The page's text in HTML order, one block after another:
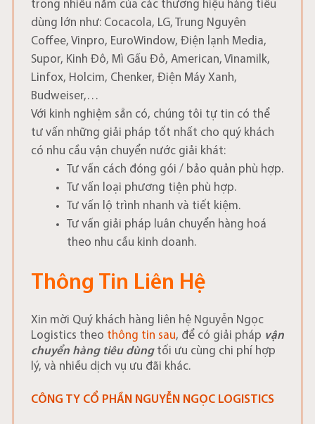
trong nhiều năm của các thương hiệu hàng tiêu
dùng lớn như: Cocacola, LG, Trung Nguyên
Coffee, Vinpro, EuroWindow, Điện lạnh Media,
Supor, Kinh Đô, Mì Gấu Đỏ, American, Vinamilk,
Linfox, Holcim, Chenker, Điện Máy Xanh,
Budweiser,…
Với kinh nghiệm sẵn có, chúng tôi tự tin có thể
tư vấn những giải pháp tốt nhất cho quý khách
có nhu cầu vận chuyển nước giải khát:
Tư vấn cách đóng gói / bảo quản phù hợp.
Tư vấn loại phương tiện phù hợp.
Tư vấn lộ trình nhanh và tiết kiệm.
Tư vấn giải pháp luân chuyển hàng hoá
theo nhu cầu kinh doanh.
Thông Tin Liên Hệ
Xin mời Quý khách hàng liên hệ Nguyễn Ngọc
Logistics theo thông tin sau, để có giải pháp vận
chuyển hàng tiêu dùngtối ưu cùng chi phí hợp
lý, và nhiều dịch vụ ưu đãi khác.
CÔNG TY CỔ PHẦN NGUYỄN NGỌC LOGISTICS